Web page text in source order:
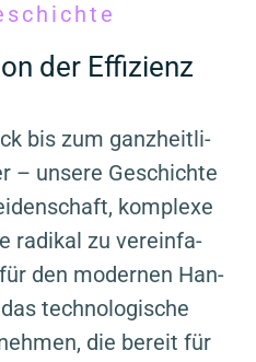
der Effi­zi­enz
bis zum ganz­heit­li­
– unse­re Geschich­te
kom­ple­xe
radi­kal zu ver­ein­fa­
den moder­nen Han­
tech­no­lo­gi­sche
die bereit für